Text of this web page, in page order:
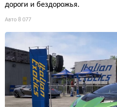
дороги и бездорожья.
Авто 8 077